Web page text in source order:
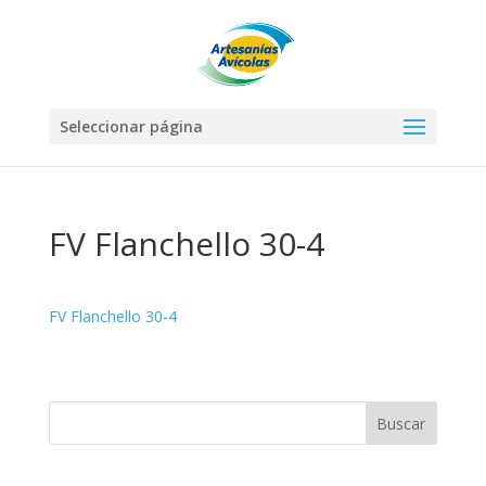
Seleccionar página
FV Flanchello 30-4
FV Flanchello 30-4